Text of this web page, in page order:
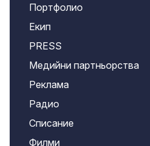
Портфолио
Екип
PRESS
Медийни партньорства
Реклама
Радио
Списание
Филми